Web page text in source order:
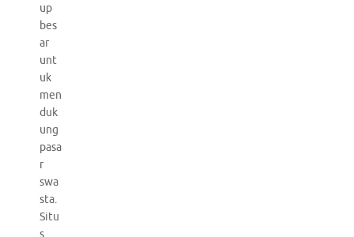
up
bes
ar
unt
uk
men
duk
ung
pasa
r
swa
sta.
Situ
s